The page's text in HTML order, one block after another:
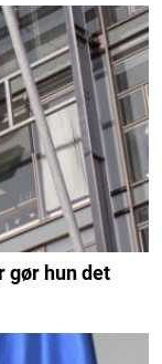
gør hun det